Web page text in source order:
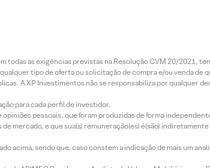
todas as exigências previstas na Resolução CVM 20/2021,
tipo de oferta ou solicitação de compra e/ou venda de
A XP Investimentos não se responsabiliza por qualquer
para cada perfil de investidor.
pessoais, que foram produzidas de forma
mercado, e que sua(s) remuneração(es) é(são)
acima, sendo que, caso constem a indicação de mais um